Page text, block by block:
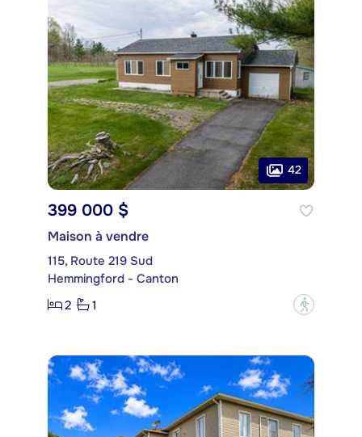
42
399 000 $
Maison à vendre
115, Route 219 Sud
Hemmingford - Canton
2
1 ?